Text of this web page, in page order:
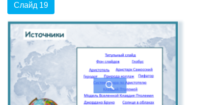
Слайд 19